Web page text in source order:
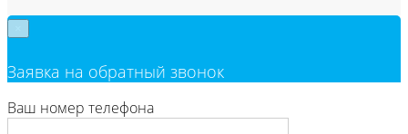
Заявка на обратный звонок
Ваш номер телефона